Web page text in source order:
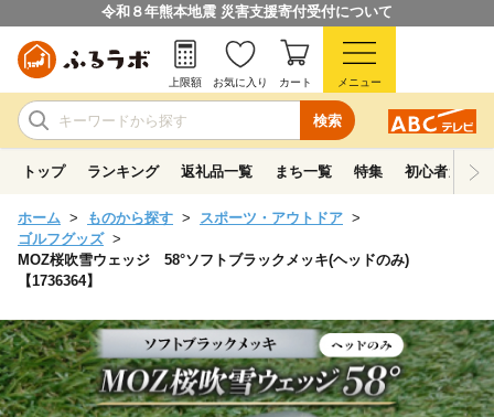
令和８年熊本地震 災害支援寄付受付について
検索
上限額 お気に入り カート メニュー
トップ ランキング 返礼品一覧 まち一覧 特集 初心者ガイド
ホーム ものから探す
スポーツ・アウトドア
ゴルフグッズ
MOZ桜吹雪ウェッジ 58°ソフトブラックメッキ(ヘッドのみ)
【1736364】